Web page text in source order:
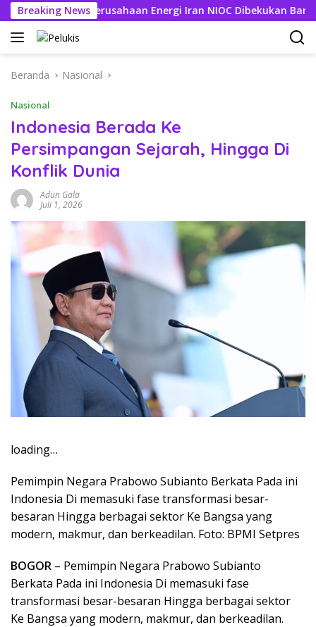
Langsung
ke
konten
Breaking NewsPerusahaan Energi Iran NIOC Dibekukan Bank
Beranda Nasional
Nasional
Indonesia Berada Ke
Persimpangan Sejarah, Hingga Di
Konflik Dunia
Adun Gala
Juli 1, 2026
loading…
Pemimpin Negara Prabowo Subianto Berkata Pada ini
Indonesia Di memasuki fase transformasi besar-
besaran Hingga berbagai sektor Ke Bangsa yang
modern, makmur, dan berkeadilan. Foto: BPMI Setpres
BOGOR – Pemimpin Negara Prabowo Subianto
Berkata Pada ini Indonesia Di memasuki fase
transformasi besar-besaran Hingga berbagai sektor
Ke Bangsa yang modern, makmur, dan berkeadilan.